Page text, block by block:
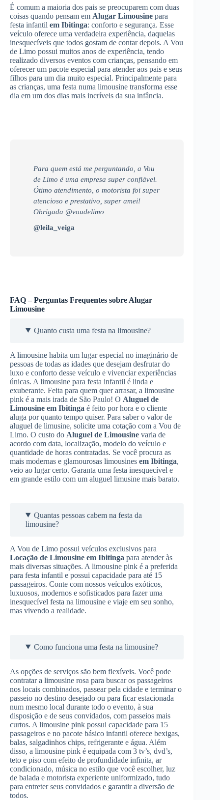
É comum a maioria dos pais se preocuparem com duas
coisas quando pensam em Alugar Limousine para
festa infantil em Ibitinga: conforto e segurança. Esse
veículo oferece uma verdadeira experiência, daquelas
inesquecíveis que todos gostam de contar depois. A Vou
de Limo possui muitos anos de experiência, tendo
realizado diversos eventos com crianças, pensando em
oferecer um pacote especial para atender aos pais e seus
filhos para um dia muito especial. Principalmente para
as crianças, uma festa numa limousine transforma esse
dia em um dos dias mais incríveis da sua infância.
Para quem está me perguntando, a Vou
de Limo é uma empresa super confiável.
Ótimo atendimento, o motorista foi super
atencioso e prestativo, super amei!
Obrigada @voudelimo
@leila_veiga
FAQ – Perguntas Frequentes sobre Alugar
Limousine
Quanto custa uma festa na limousine?
A limousine habita um lugar especial no imaginário de
pessoas de todas as idades que desejam desfrutar do
luxo e conforto desse veículo e vivenciar experiências
únicas. A limousine para festa infantil é linda e
exuberante. Feita para quem quer arrasar, a limousine
pink é a mais irada de São Paulo! O Aluguel de
Limousine em Ibitinga é feito por hora e o cliente
aluga por quanto tempo quiser. Para saber o valor de
aluguel de limusine, solicite uma cotação com a Vou de
Limo. O custo do Aluguel de Limousine varia de
acordo com data, localização, modelo do veículo e
quantidade de horas contratadas. Se você procura as
mais modernas e glamourosas limousines em Ibitinga,
veio ao lugar certo. Garanta uma festa inesquecível e
em grande estilo com um aluguel limusine mais barato.
Quantas pessoas cabem na festa da
limousine?
A Vou de Limo possui veículos exclusivos para
Locação de Limousine em Ibitinga para atender às
mais diversas situações. A limousine pink é a preferida
para festa infantil e possui capacidade para até 15
passageiros. Conte com nossos veículos exóticos,
luxuosos, modernos e sofisticados para fazer uma
inesquecível festa na limousine e viaje em seu sonho,
mas vivendo a realidade.
Como funciona uma festa na limousine?
As opções de serviços são bem flexíveis. Você pode
contratar a limousine rosa para buscar os passageiros
nos locais combinados, passear pela cidade e terminar o
passeio no destino desejado ou para ficar estacionada
num mesmo local durante todo o evento, à sua
disposição e de seus convidados, com passeios mais
curtos. A limousine pink possui capacidade para 15
passageiros e no pacote básico infantil oferece bexigas,
balas, salgadinhos chips, refrigerante e água. Além
disso, a limousine pink é equipada com 3 tv’s, dvd’s,
teto e piso com efeito de profundidade infinita, ar
condicionado, música no estilo que você escolher, luz
de balada e motorista experiente uniformizado, tudo
para entreter seus convidados e garantir a diversão de
todos.